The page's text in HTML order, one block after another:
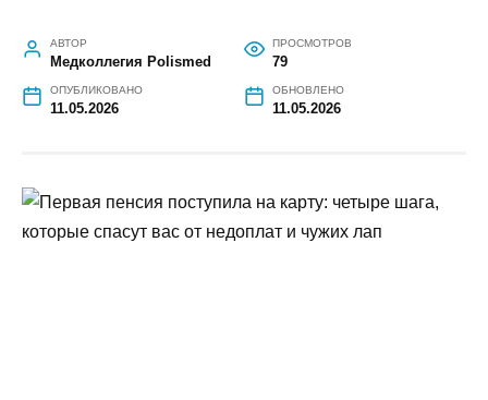
АВТОР
Медколлегия Polismed
ПРОСМОТРОВ
79
ОПУБЛИКОВАНО
11.05.2026
ОБНОВЛЕНО
11.05.2026